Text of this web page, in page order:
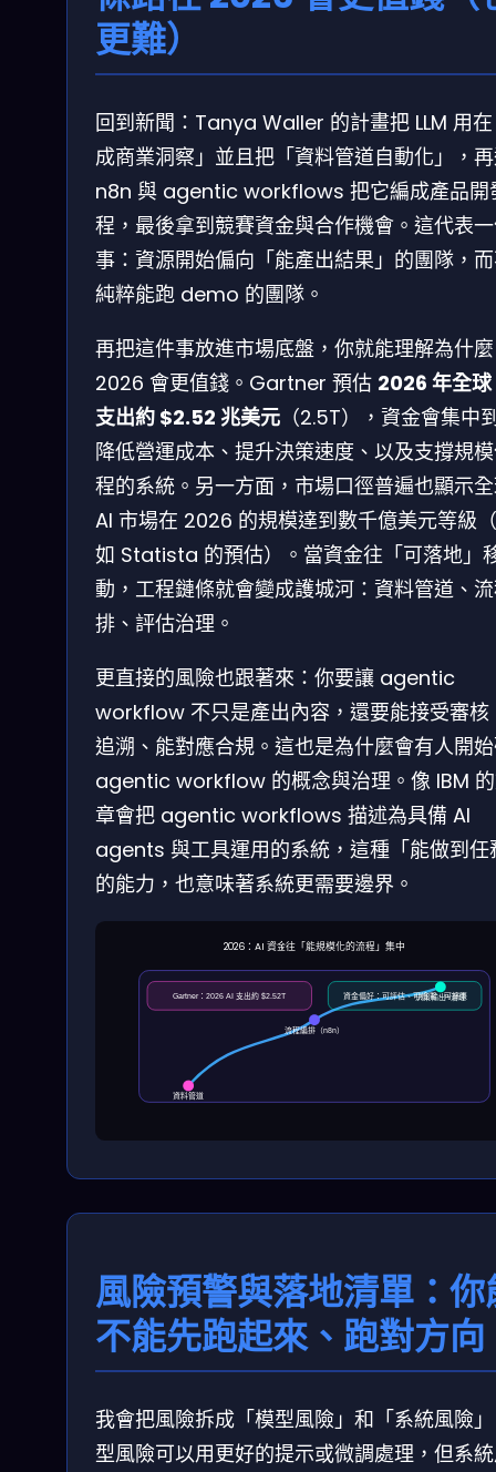
更難）
回到新聞：Tanya Waller 的計畫把 LLM 用
成商業洞察」並且把「資料管道自動化」，
n8n 與 agentic workflows 把它編成產品開
程，最後拿到競賽資金與合作機會。這代表
事：資源開始偏向「能產出結果」的團隊，
純粹能跑 demo 的團隊。
再把這件事放進市場底盤，你就能理解為什麼
2026 會更值錢。Gartner 預估 2026 年全
支出約 $2.52 兆美元 （2.5T），資金會集中
降低營運成本、提升決策速度、以及支撐規
程的系統。另一方面，市場口徑普遍也顯示
AI 市場在 2026 的規模達到數千億美元等級
如 Statista 的預估）。當資金往「可落地」
動，工程鏈條就會變成護城河：資料管道、
排、評估治理。
更直接的風險也跟著來：你要讓 agentic
workflow 不只是產出內容，還要能接受審核
追溯、能對應合規。這也是為什麼會有人開
agentic workflow 的概念與治理。像 IBM
章會把 agentic workflows 描述為具備 AI
agents 與工具運用的系統，這種「能做到任
的能力，也意味著系統更需要邊界。
2026：AI 資金往「能規模化的流程」集中
資料管道
流程編排（n8n）
決策輸出+治理
Gartner：2026 AI 支出約 $2.52T 資金偏好：可評估、可追溯、可擴張
風險預警與落地清單：你
不能先跑起來、跑對方向
我會把風險拆成「模型風險」和「系統風險
型風險可以用更好的提示或微調處理，但系